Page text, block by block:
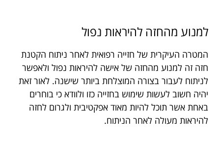
למנוע מהחזה להיראות נפול
המטרה העיקרית של חזייה רפואית לאחר ניתוח הקטנת
חזה זה למנוע מהחזה של אישה להיראות נפול ולאפשר
לניתוח לעבור בצורה המוצלחת ביותר שישנה. לאור זאת
יהיה חשוב לעשות שימוש בחזייה כזו ולוודא כי בוחרים
באחת אשר תוכל להיות מאוד אפקטיבית ולגרום לחזה
להיראות מעולה לאחר הניתוח.